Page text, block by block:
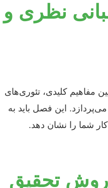
نظری و
مفاهیم کلیدی، تئوری‌های
این فصل باید به
شما را نشان دهد.
تحقیق